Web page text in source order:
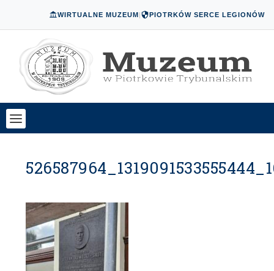
WIRTUALNE MUZEUM| PIOTRKÓW SERCE LEGIONÓW